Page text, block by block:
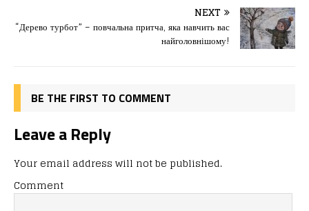
o
o
o
n
ис
я
NEXT
“Дерево турбот” – повчальна притча, яка навчить вас
найголовнішому!
BE THE FIRST TO COMMENT
Leave a Reply
Your email address will not be published.
Comment